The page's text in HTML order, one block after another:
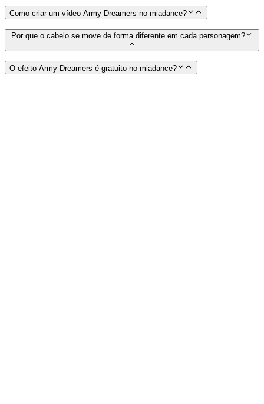
Como criar um vídeo Army Dreamers no miadance?
Por que o cabelo se move de forma diferente em cada personagem?
O efeito Army Dreamers é gratuito no miadance?